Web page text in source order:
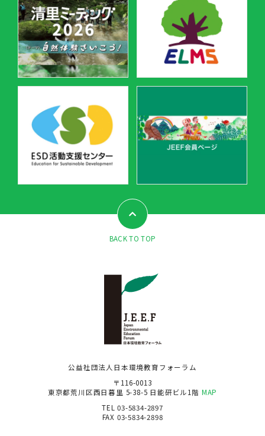
BACK TO TOP
公益社団法人日本環境教育フォーラム
〒116-0013
東京都荒川区西日暮里 5-38-5 日能研ビル1階 MAP
TEL 03-5834-2897
FAX 03-5834-2898